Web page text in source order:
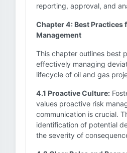
reporting, approval, and
Chapter 4: Best Practices
Management
This chapter outlines best
effectively managing
lifecycle of oil and gas
4.1 Proactive Culture:
values proactive risk
communication is crucial.
identification of potential
the severity of